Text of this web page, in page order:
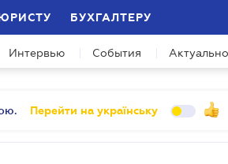
БУХГАЛТЕРУ
Интервью События Актуально
Перейти на українську